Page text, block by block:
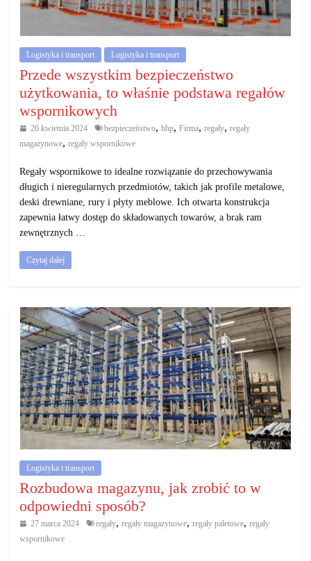
gospodarczą.
Porady
biznesowe
Logistyka i transport Logistyka i transport
Przede wszystkim bezpieczeństwo
użytkowania, to właśnie podstawa regałów
wspornikowych
26 kwietnia 2024 bezpieczeństwo, bhp, Firma, regały, regały
magazynowe,regały wspornikowe
Regały wspornikowe to idealne rozwiązanie do przechowywania
długich i nieregularnych przedmiotów, takich jak profile metalowe,
deski drewniane, rury i płyty meblowe. Ich otwarta konstrukcja
zapewnia łatwy dostęp do składowanych towarów, a brak ram
zewnętrznych …
Czytaj dalej
Logistyka i transport
Rozbudowa magazynu, jak zrobić to w
odpowiedni sposób?
27 marca 2024 regały, regały magazynowe, regały paletowe, regały
wspornikowe